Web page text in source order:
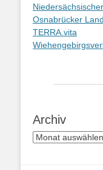
Osnabrücker Land
TERRA.vita
Archiv
Archiv